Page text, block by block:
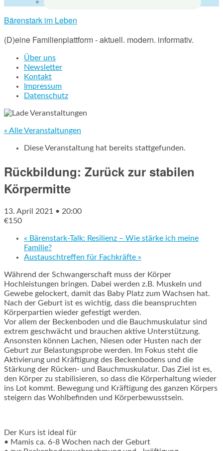
Bärenstark im Leben
(D)eine Familienplattform - aktuell. modern. informativ.
Über uns
Newsletter
Kontakt
Impressum
Datenschutz
« Alle Veranstaltungen
Diese Veranstaltung hat bereits stattgefunden.
Rückbildung: Zurück zur stabilen
Körpermitte
13. April 2021 • 20:00
€150
« Bärenstark-Talk: Resilienz – Wie stärke ich meine
Familie?
Austauschtreffen für Fachkräfte »
Während der Schwangerschaft muss der Körper
Hochleistungen bringen. Dabei werden z.B. Muskeln und
Gewebe gelockert, damit das Baby Platz zum Wachsen hat.
Nach der Geburt ist es wichtig, dass die beanspruchten
Körperpartien wieder gefestigt werden.
Vor allem der Beckenboden und die Bauchmuskulatur sind
extrem geschwächt und brauchen aktive Unterstützung.
Ansonsten können Lachen, Niesen oder Husten nach der
Geburt zur Belastungsprobe werden. Im Fokus steht die
Aktivierung und Kräftigung des Beckenbodens und die
Stärkung der Rücken- und Bauchmuskulatur. Das Ziel ist es,
den Körper zu stabilisieren, so dass die Körperhaltung wieder
ins Lot kommt. Bewegung und Kräftigung des ganzen Körpers
steigern das Wohlbefinden und Körperbewusstsein.
Der Kurs ist ideal für
• Mamis ca. 6-8 Wochen nach der Geburt